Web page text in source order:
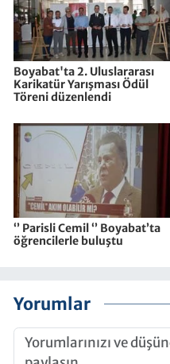
Boyabat'ta 2. Uluslararası
Karikatür Yarışması Ödül
Töreni düzenlendi
‘’ Parisli Cemil ‘’ Boyabat’ta
öğrencilerle buluştu
Yorumlar